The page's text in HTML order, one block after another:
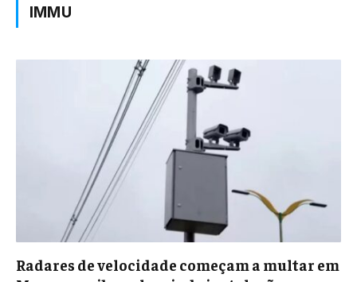
IMMU
Radares de velocidade começam a multar em